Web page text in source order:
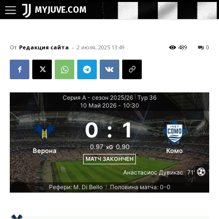
MYJUVE.COM
От Редакция сайта - 2 июля, 2025 13:49 0
489
Серия А - сезон 2025/26 Тур 36
10 Май 2026 - 10:30
Верона
0 : 1
0.97 xG 0.90
МАТЧ ЗАКОНЧЕН
Комо
Анастасиос Дувикас 71'
Рефери: M. Di Bello | Половина матча: 0-0